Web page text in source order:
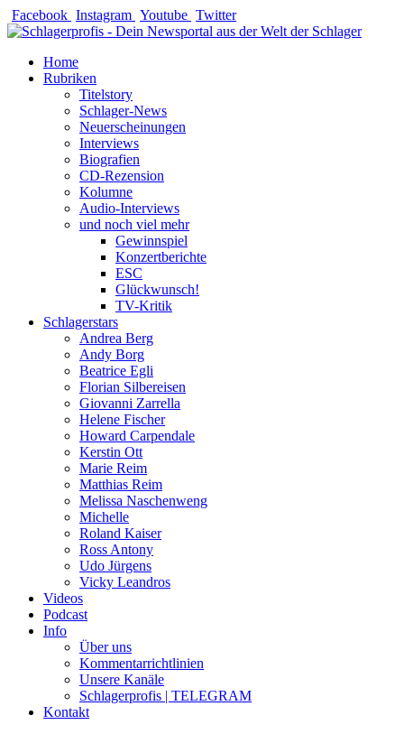
Zum
Inhalt
Facebook Instagram Youtube Twitter
Home
Rubriken
Titelstory
Schlager-News
Neuerscheinungen
Interviews
Biografien
CD-Rezension
Kolumne
Audio-Interviews
und noch viel mehr
Gewinnspiel
Konzertberichte
ESC
Glückwunsch!
TV-Kritik
Schlagerstars
Andrea Berg
Andy Borg
Beatrice Egli
Florian Silbereisen
Giovanni Zarrella
Helene Fischer
Howard Carpendale
Kerstin Ott
Marie Reim
Matthias Reim
Melissa Naschenweng
Michelle
Roland Kaiser
Ross Antony
Udo Jürgens
Vicky Leandros
Videos
Podcast
Info
Über uns
Kommentarrichtlinien
Unsere Kanäle
Schlagerprofis | TELEGRAM
Kontakt